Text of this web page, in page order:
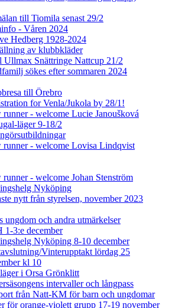
till Tiomila senast 29/2
- Våren 2024
Hedberg 1928-2024
av klubbkläder
Ullmax Snättringe Nattcup 21/2
sökes efter sommaren 2024
till Örebro
for Venla/Jukola by 28/1!
runner - welcome Lucie Janoušková
läger 9-18/2
runner - welcome Lovisa Lindqvist
runner - welcome Johan Stenström
Nyköping
nytt från styrelsen, november 2023
ungdom och andra utmärkelser
1-3:e december
Nyköping 8-10 december
Vinterupptakt lördag 25
kl 10
i Orsa Grönklitt
intervaller och långpass
från Natt-KM för barn och ungdomar
för orange-violett grupp 17-19 november